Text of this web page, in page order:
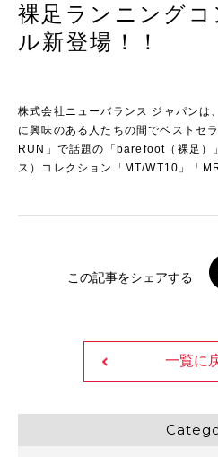
裸足ランニング
ル新登場！！
株式会社ニューバランス ジャパン
に興味のある人たちの間でベストセ
RUN」で話題の「barefoot（裸足）
ス）コレクション「MT/WT10」「
この記事をシェアする
一覧に